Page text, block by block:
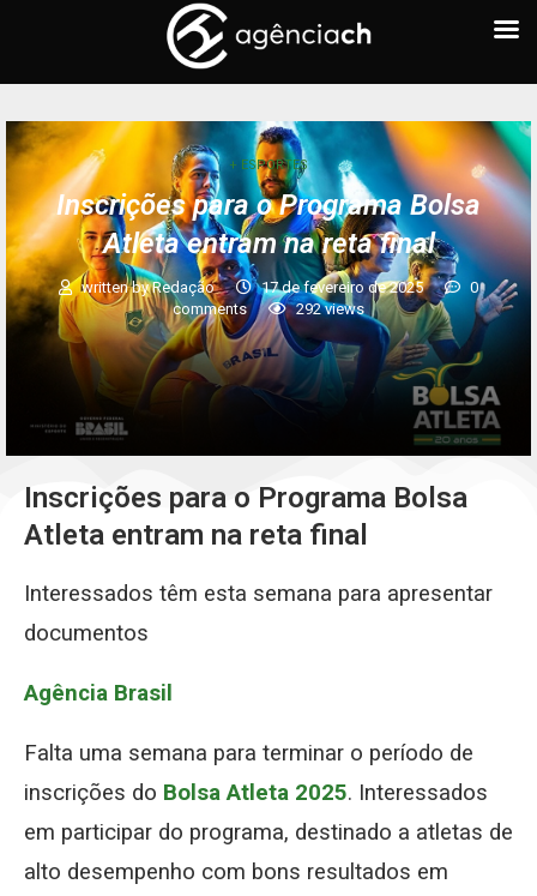
+ ESPORTES
Inscrições para o Programa Bolsa
Atleta entram na reta final
written byRedação 17 de fevereiro de 2025
0
comments
292views
Inscrições para o Programa Bolsa
Atleta entram na reta final
Interessados têm esta semana para apresentar
documentos
Agência Brasil
Falta uma semana para terminar o período de
inscrições do Bolsa Atleta 2025. Interessados
em participar do programa, destinado a atletas de
alto desempenho com bons resultados em